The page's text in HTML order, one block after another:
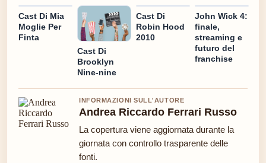
Cast Di Mia
Moglie Per
Finta
Cast Di
Brooklyn
Nine-nine
Cast Di
Robin Hood
2010
John Wick 4:
finale,
streaming e
futuro del
franchise
INFORMAZIONI SULL'AUTORE
Andrea Riccardo Ferrari Russo
La copertura viene aggiornata durante la
giornata con controllo trasparente delle
fonti.